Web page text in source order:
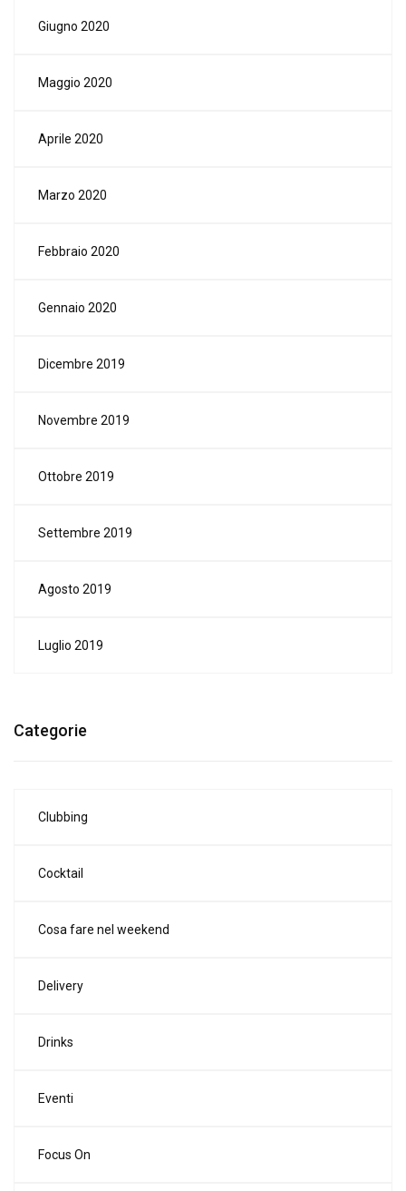
Giugno 2020
Maggio 2020
Aprile 2020
Marzo 2020
Febbraio 2020
Gennaio 2020
Dicembre 2019
Novembre 2019
Ottobre 2019
Settembre 2019
Agosto 2019
Luglio 2019
Categorie
Clubbing
Cocktail
Cosa fare nel weekend
Delivery
Drinks
Eventi
Focus On